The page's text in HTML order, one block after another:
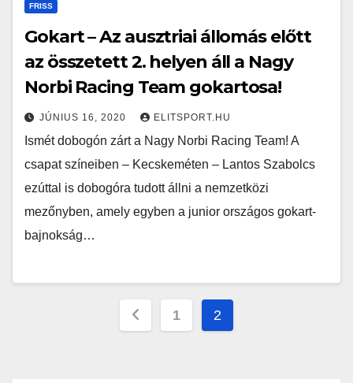
FRISS
Gokart – Az ausztriai állomás előtt
az összetett 2. helyen áll a Nagy
Norbi Racing Team gokartosa!
JÚNIUS 16, 2020 ELITSPORT.HU
Ismét dobogón zárt a Nagy Norbi Racing Team! A
csapat színeiben – Kecskeméten – Lantos Szabolcs
ezúttal is dobogóra tudott állni a nemzetközi
mezőnyben, amely egyben a junior országos gokart-
bajnokság…
Bejegyzések
1 2